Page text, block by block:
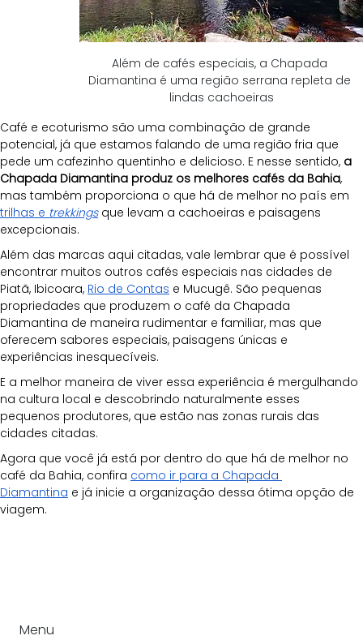
Além de cafés especiais, a Chapada
Diamantina é uma região serrana repleta de
lindas cachoeiras
Café e ecoturismo são uma combinação de grande
potencial, já que estamos falando de uma região fria que
pede um cafezinho quentinho e delicioso. E nesse sentido, a
Chapada Diamantina produz os melhores cafés da Bahia,
mas também proporciona o que há de melhor no país em
trilhas e trekkings que levam a cachoeiras e paisagens
excepcionais.
Além das marcas aqui citadas, vale lembrar que é possível
encontrar muitos outros cafés especiais nas cidades de
Piatã, Ibicoara, Rio de Contas e Mucugê. São pequenas
propriedades que produzem o café da Chapada
Diamantina de maneira rudimentar e familiar, mas que
oferecem sabores especiais, paisagens únicas e
experiências inesquecíveis.
E a melhor maneira de viver essa experiência é mergulhando
na cultura local e descobrindo naturalmente esses
pequenos produtores, que estão nas zonas rurais das
cidades citadas.
Agora que você já está por dentro do que há de melhor no
café da Bahia, confira como ir para a Chapada
Diamantina e já inicie a organização dessa ótima opção de
viagem.
Menu